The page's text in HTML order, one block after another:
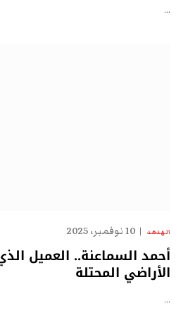
…
الهدهد 10 نوفمبر، 2025
أحمد السماعنة.. العميل
الأراضي المحتلة
…